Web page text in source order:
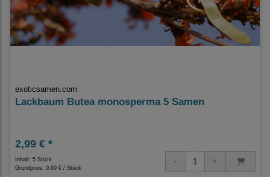
exoticsamen.com
Lackbaum Butea monosperma 5 Samen
2,99 € *
Inhalt: 5 Stück
Grundpreis: 0,60 € / Stück